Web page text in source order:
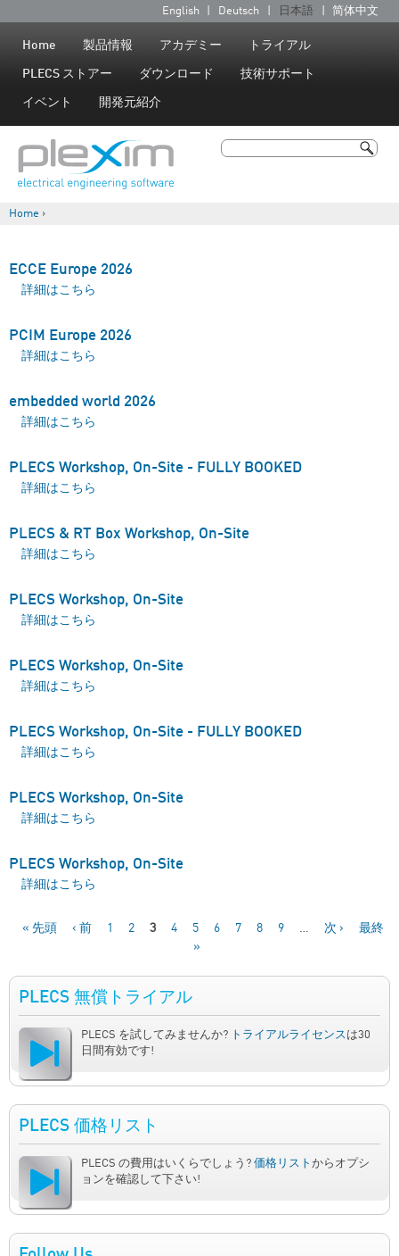
Jump to navigation
言
語
English Deutsch 日本語 简体中文
Home 製品情報 アカデミー トライアル
PLECS ストアー ダウンロード 技術サポート
イベント 開発元紹介
検索
Home ›
ECCE Europe 2026
ECCE Europe 2026 について
詳細はこちら
PCIM Europe 2026
PCIM Europe 2026 について
詳細はこちら
embedded world 2026
embedded world 2026 について
詳細はこちら
PLECS Workshop, On-Site - FULLY BOOKED
PLECS Workshop, On-Site - FULLY BOOKED について
詳細はこちら
PLECS & RT Box Workshop, On-Site
PLECS & RT Box Workshop, On-Site について
詳細はこちら
PLECS Workshop, On-Site
PLECS Workshop, On-Site について
詳細はこちら
PLECS Workshop, On-Site
PLECS Workshop, On-Site について
詳細はこちら
PLECS Workshop, On-Site - FULLY BOOKED
PLECS Workshop, On-Site - FULLY BOOKED について
詳細はこちら
PLECS Workshop, On-Site
PLECS Workshop, On-Site について
詳細はこちら
PLECS Workshop, On-Site
PLECS Workshop, On-Site について
詳細はこちら
« 先頭 ‹ 前 1 2 3 4 5 6 7 8 9 … 次 ›
最終
»
PLECS 無償トライアル
PLECS を試してみませんか? トライアルライセンスは30
日間有効です!
PLECS 価格リスト
PLECS の費用はいくらでしょう? 価格リスト からオプシ
ョンを確認して下さい!